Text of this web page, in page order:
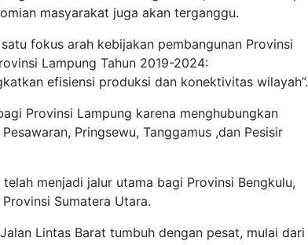
masyarakat juga akan terganggu.
fokus arah kebijakan pembangunan Provinsi
Lampung Tahun 2019-2024:
efisiensi produksi dan konektivitas wilayah”.
Provinsi Lampung karena menghubungkan
Pringsewu, Tanggamus ,dan Pesisir
menjadi jalur utama bagi Provinsi Bengkulu,
Sumatera Utara.
Lintas Barat tumbuh dengan pesat, mulai dari